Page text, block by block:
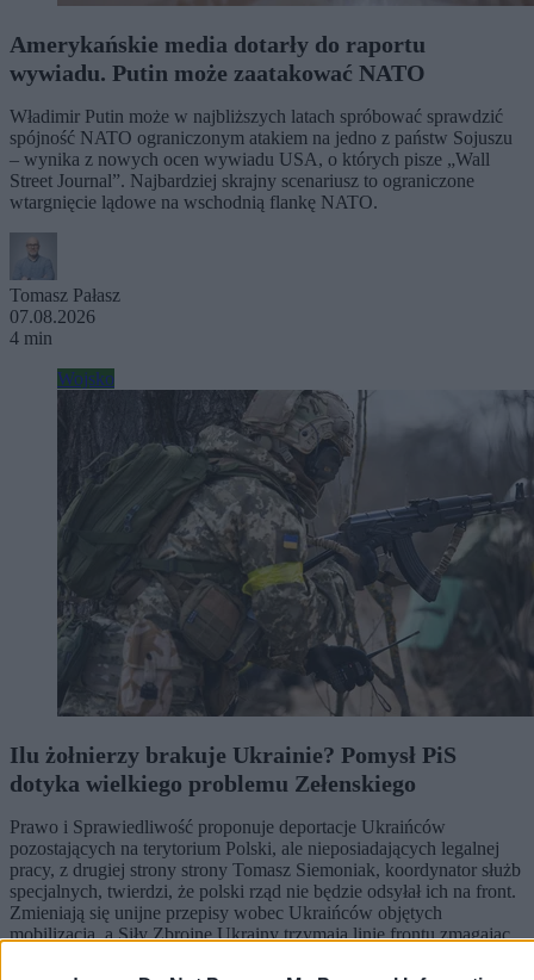
Amerykańskie media dotarły do raportu
wywiadu. Putin może zaatakować NATO
Władimir Putin może w najbliższych latach spróbować sprawdzić
spójność NATO ograniczonym atakiem na jedno z państw Sojuszu
– wynika z nowych ocen wywiadu USA, o których pisze „Wall
Street Journal”. Najbardziej skrajny scenariusz to ograniczone
wtargnięcie lądowe na wschodnią flankę NATO.
Tomasz Pałasz
07.08.2026
4 min
Wojsko
Ilu żołnierzy brakuje Ukrainie? Pomysł PiS
dotyka wielkiego problemu Zełenskiego
Prawo i Sprawiedliwość proponuje deportacje Ukraińców
pozostających na terytorium Polski, ale nieposiadających legalnej
pracy, z drugiej strony strony Tomasz Siemoniak, koordynator służb
specjalnych, twierdzi, że polski rząd nie będzie odsyłał ich na front.
Zmieniają się unijne przepisy wobec Ukraińców objętych
mobilizacją, a Siły Zbrojne Ukrainy trzymają linię frontu zmagając